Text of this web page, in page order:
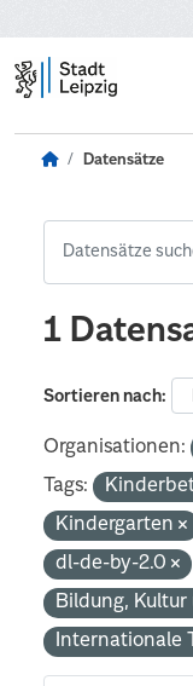
Datensätze
1
Sortieren nach
Organisationen:
Tags:
Kindergarten
dl-de-by-2.0
Bildung,
Internationale